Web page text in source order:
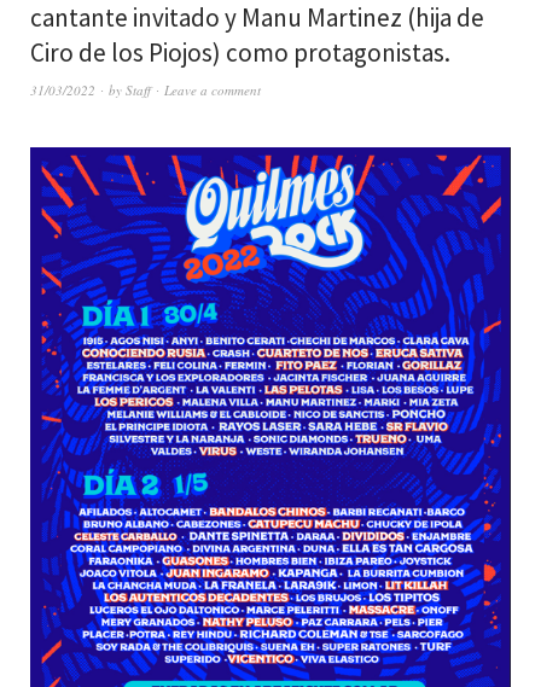
cantante invitado y Manu Martinez (hija de
Ciro de los Piojos) como protagonistas.
31/03/2022 by Staff Leave a comment